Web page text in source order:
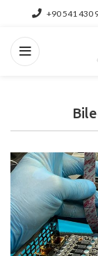
+90 541 430